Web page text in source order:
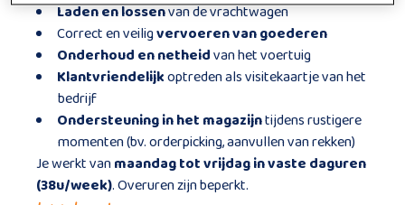
Laden en lossenvan de vrachtwagen
Correct en veiligvervoeren van goederen
Onderhoud en netheidvan het voertuig
Klantvriendelijkoptreden als visitekaartje van het
bedrijf
Ondersteuning in het magazijntijdens rustigere
momenten (bv. orderpicking, aanvullen van rekken)
Je werkt vanmaandag tot vrijdag in vaste daguren
(38u/week). Overuren zijn beperkt.